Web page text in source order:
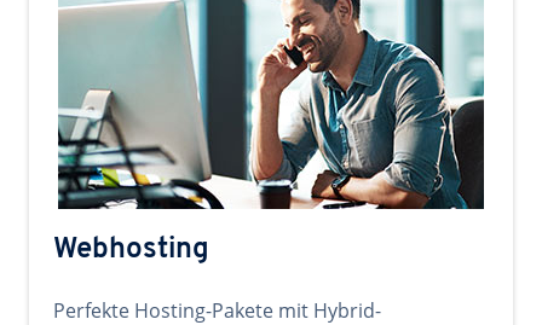
Webhosting
Perfekte Hosting-Pakete mit Hybrid-